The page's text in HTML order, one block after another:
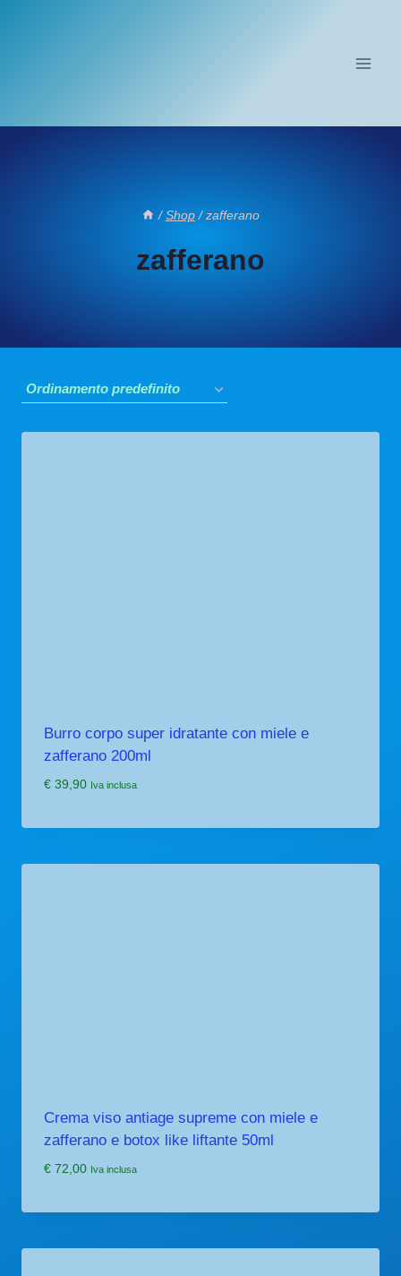
/ Shop / zafferano
zafferano
Burro corpo super idratante con miele e
zafferano 200ml
€39,90 Iva inclusa
Crema viso antiage supreme con miele e
zafferano e botox like liftante 50ml
€72,00 Iva inclusa